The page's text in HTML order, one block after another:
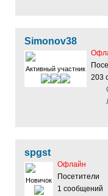
Simonov38
Активный участник
203
spgst
Новичок
Офлайн
Посетители
1 сообщений